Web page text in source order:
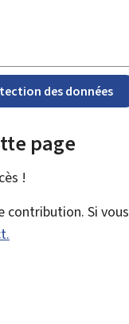
des données
page
!
Si